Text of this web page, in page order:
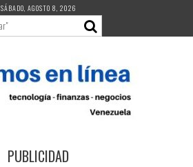
SÁBADO, AGOSTO 8, 2026
PUBLICIDAD